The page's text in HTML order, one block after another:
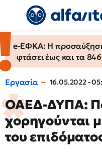
e-ΕΦΚΑ: Η
φτάσει έως και τα
Εργασία 16.05.2022 -
ΟΑΕΔ-ΔΥΠΑ:
χορηγούνται
του